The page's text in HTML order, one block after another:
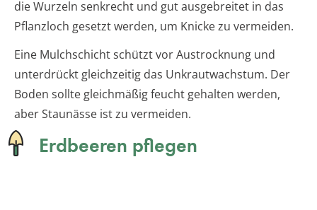
die Wurzeln senkrecht und gut ausgebreitet in das
Pflanzloch gesetzt werden, um Knicke zu vermeiden.
Eine Mulchschicht schützt vor Austrocknung und
unterdrückt gleichzeitig das Unkrautwachstum. Der
Boden sollte gleichmäßig feucht gehalten werden,
aber Staunässe ist zu vermeiden.
Erdbeeren pflegen